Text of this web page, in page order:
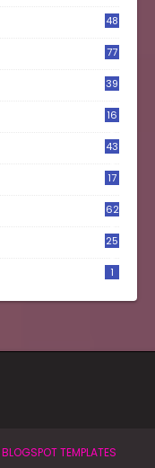
48
77
39
16
43
17
62
25
1
BLOGSPOT TEMPLATES